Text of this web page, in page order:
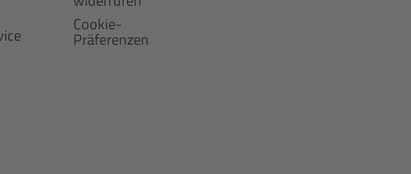
Cookie-
Präferenzen